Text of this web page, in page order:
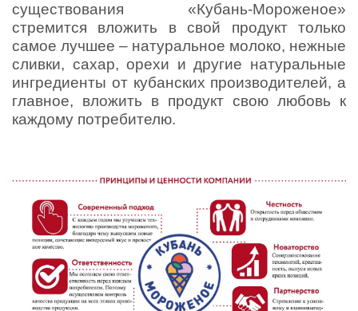
существования «Кубань-Мороженое»
стремится вложить в свой продукт только
самое лучшее – натуральное молоко, нежные
сливки, сахар, орехи и другие натуральные
ингредиенты от кубанских производителей, а
главное, вложить в продукт свою любовь к
каждому потребителю.